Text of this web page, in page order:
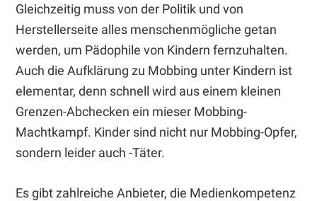
Gleichzeitig muss von der Politik und von
Herstellerseite alles menschenmögliche getan
werden, um Pädophile von Kindern fernzuhalten.
Auch die Aufklärung zu Mobbing unter Kindern ist
elementar, denn schnell wird aus einem kleinen
Grenzen-Abchecken ein mieser Mobbing-
Machtkampf. Kinder sind nicht nur Mobbing-Opfer,
sondern leider auch -Täter.
Es gibt zahlreiche Anbieter, die Medienkompetenz